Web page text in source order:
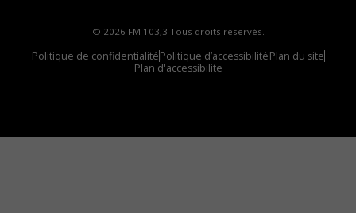
© 2026 FM 103,3 Tous droits réservés.
Politique de confidentialitéPolitique d’accessibilitéPlan du site
Plan d'accessibilite